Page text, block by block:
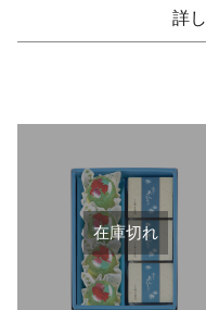
詳
在庫切れ